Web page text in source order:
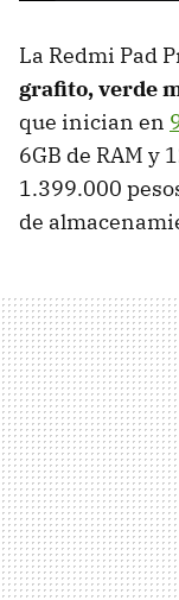
La Redmi Pad
grafito, verde
que inician en
6GB de RAM y
1.399.000
de